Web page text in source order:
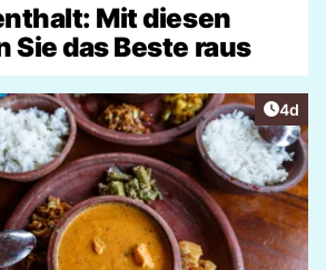
Mit diesen
Sie das Beste raus
4d